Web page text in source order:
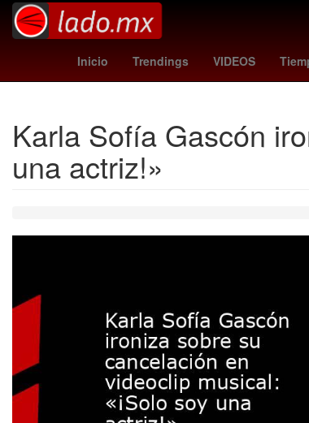
Inicio Trendings VIDEOS
benfica - auckland city jamie dornan
Karla Sofía Gascón
una actriz!»